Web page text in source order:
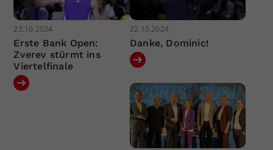
23.10.2024
Erste Bank Open:
Zverev stürmt ins
Viertelfinale
22.10.2024
Danke, Dominic!